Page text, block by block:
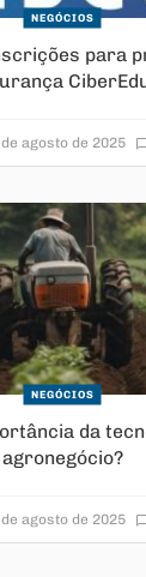
NEGÓCIOS
para
de agosto de 2025
NEGÓCIOS
da
agronegócio?
de agosto de 2025